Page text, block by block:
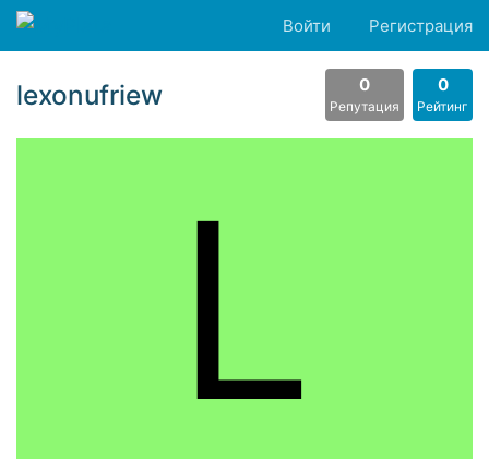
Войти Регистрация
lexonufriew 0
Репутация
0
Рейтинг
L